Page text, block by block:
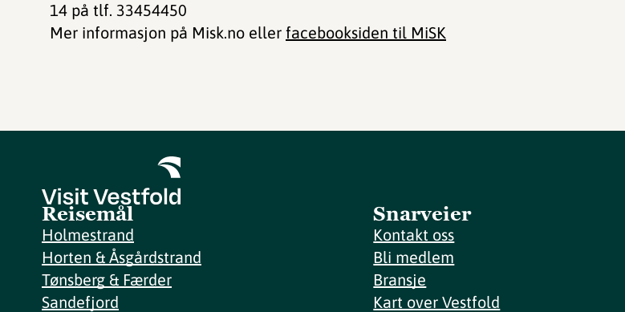
14 på tlf. 33454450
​​Mer informasjon på Misk.no eller facebooksiden til MiSK
Reisemål
Holmestrand
Horten & Åsgårdstrand
Tønsberg & Færder
Sandefjord
Snarveier
Kontakt oss
Bli medlem
Bransje
Kart over Vestfold